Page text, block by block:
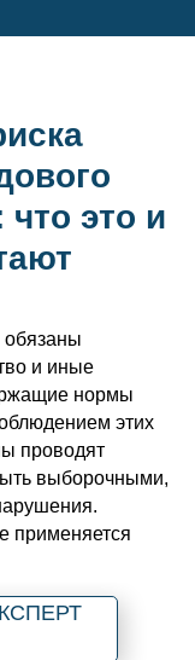
что это и
обязаны
и иные
нормы
этих
проводят
выборочными,
применяется